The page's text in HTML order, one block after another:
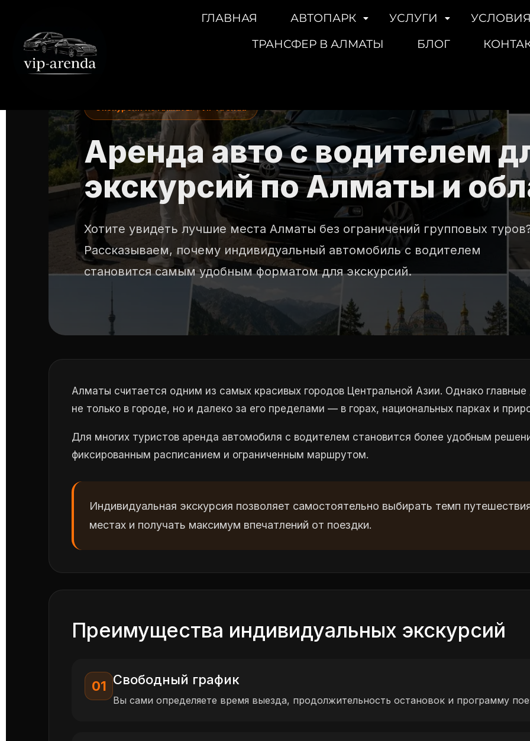
ГЛАВНАЯ АВТОПАРК УСЛУГИ
ТРАНСФЕР В АЛМАТЫ
БЛОГ
Аренда авто с водителем
экскурсий по Алматы и
Хотите увидеть лучшие места Алматы без ограничений групповых
Рассказываем, почему индивидуальный автомобиль с водителем
становится самым удобным форматом для экскурсий.
Алматы считается одним из самых красивых городов Центральной Азии. Однако
не только в городе, но и далеко за его пределами — в горах, национальных парках и
Для многих туристов аренда автомобиля с водителем становится более удобным
фиксированным расписанием и ограниченным маршрутом.
Индивидуальная экскурсия позволяет самостоятельно выбирать темп
местах и получать максимум впечатлений от поездки.
Преимущества индивидуальных экскурсий
01 Свободный график
Вы сами определяете время выезда, продолжительность остановок и программу